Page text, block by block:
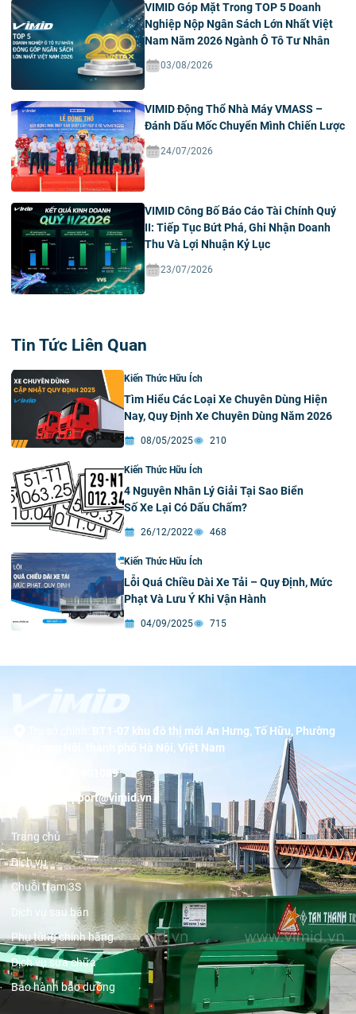
VIMID Góp Mặt Trong TOP 5 Doanh
Nghiệp Nộp Ngân Sách Lớn Nhất Việt
Nam Năm 2026 Ngành Ô Tô Tư Nhân
03/08/2026
VIMID Động Thổ Nhà Máy VMASS –
Đánh Dấu Mốc Chuyển Mình Chiến Lược
24/07/2026
VIMID Công Bố Báo Cáo Tài Chính Quý
II: Tiếp Tục Bứt Phá, Ghi Nhận Doanh
Thu Và Lợi Nhuận Kỷ Lục
23/07/2026
Tin Tức Liên Quan
Kiến Thức Hữu Ích
Tìm Hiểu Các Loại Xe Chuyên Dùng Hiện
Nay, Quy Định Xe Chuyên Dùng Năm 2026
08/05/2025 210
Kiến Thức Hữu Ích
4 Nguyên Nhân Lý Giải Tại Sao Biển
Số Xe Lại Có Dấu Chấm?
26/12/2022 468
Kiến Thức Hữu Ích
Lỗi Quá Chiều Dài Xe Tải – Quy Định, Mức
Phạt Và Lưu Ý Khi Vận Hành
04/09/2025 715
BT1-07 khu đô thị mới An Hưng, Tố Hữu, Phường
Dương Nội, thành phố Hà Nội, Việt Nam
19001089
support@vimid.vn
Trang chủ
Dịch vụ
Chuỗi trạm 3S
Dịch vụ sau bán
Phụ tùng chính hãng
Dịch vụ sửa chữa
Bảo hành bảo dưỡng